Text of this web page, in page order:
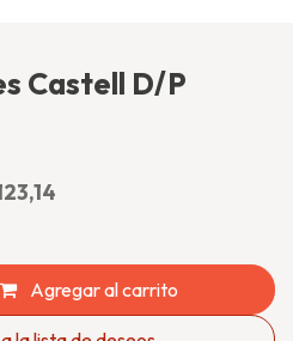
Castell D/P
Agregar al carrito